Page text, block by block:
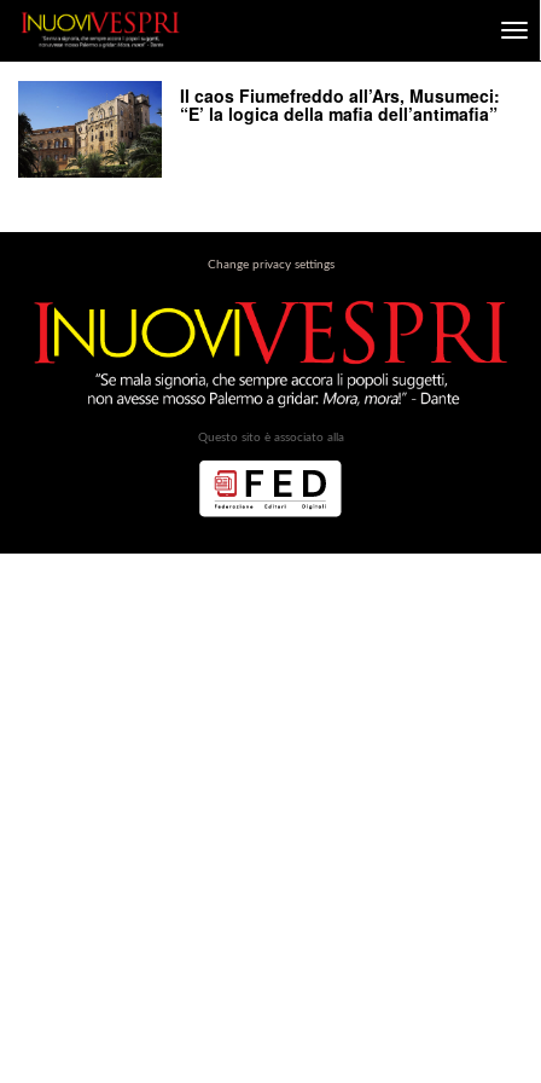
Il caos Fiumefreddo all’Ars, Musumeci:
“E’ la logica della mafia dell’antimafia”
Change privacy settings
Questo sito è associato alla